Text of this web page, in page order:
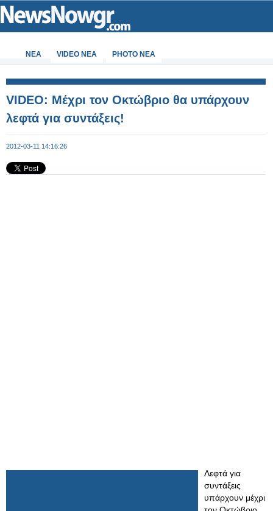
ΝΕΑ VIDEO NEA PHOTO NEA
VIDEO: Μέχρι τον Οκτώβριο θα υπάρχουν
λεφτά για συντάξεις!
2012-03-11 14:16:26
Λεφτά για
συντάξεις
υπάρχουν μέχρι